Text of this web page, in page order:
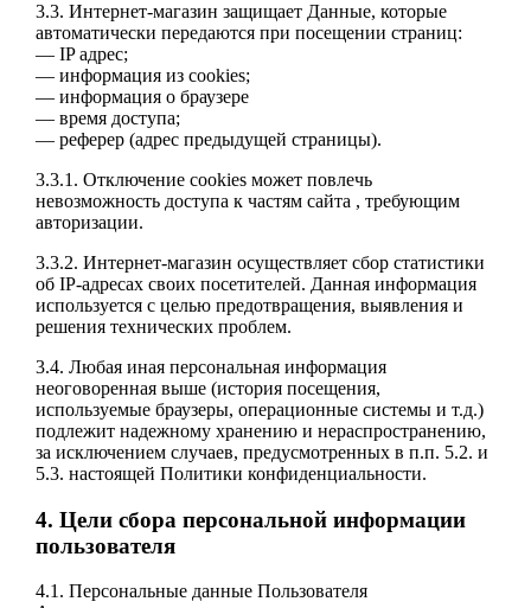
3.3. Интернет-магазин защищает Данные, которые
автоматически передаются при посещении страниц:
— IP адрес;
— информация из cookies;
— информация о браузере
— время доступа;
— реферер (адрес предыдущей страницы).
3.3.1. Отключение cookies может повлечь
невозможность доступа к частям сайта , требующим
авторизации.
3.3.2. Интернет-магазин осуществляет сбор статистики
об IP-адресах своих посетителей. Данная информация
используется с целью предотвращения, выявления и
решения технических проблем.
3.4. Любая иная персональная информация
неоговоренная выше (история посещения,
используемые браузеры, операционные системы и т.д.)
подлежит надежному хранению и нераспространению,
за исключением случаев, предусмотренных в п.п. 5.2. и
5.3. настоящей Политики конфиденциальности.
4. Цели сбора персональной информации
пользователя
4.1. Персональные данные Пользователя